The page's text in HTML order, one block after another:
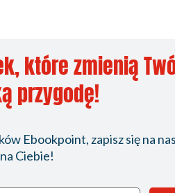
które zmienią
przygodę!
Ebookpoint, zapisz się na
Ciebie!